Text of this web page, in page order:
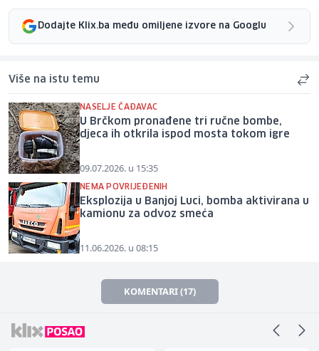
Dodajte Klix.ba među omiljene izvore na Googlu
Više na istu temu
NASELJE ČAĐAVAC
U Brčkom pronađene tri ručne bombe,
djeca ih otkrila ispod mosta tokom igre
09.07.2026. u 15:35
NEMA POVRIJEĐENIH
Eksplozija u Banjoj Luci, bomba aktivirana u
kamionu za odvoz smeća
11.06.2026. u 08:15
KOMENTARI (17)